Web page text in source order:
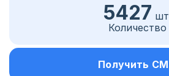
5427
Количество
Получить